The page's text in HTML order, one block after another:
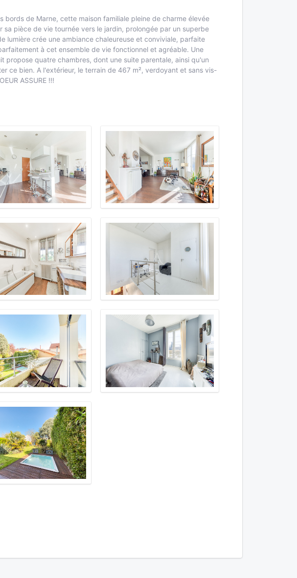
de Marne, cette maison familiale pleine de charme élevée
pièce de vie tournée vers le jardin, prolongée par un superbe
lumière crée une ambiance chaleureuse et conviviale, parfaite
à cet ensemble de vie fonctionnel et agréable. Une
propose quatre chambres, dont une suite parentale, ainsi qu'un
ce bien. A l'extérieur, le terrain de 467 m², verdoyant et sans vis-
ASSURE !!!